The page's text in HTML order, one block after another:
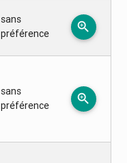
sans
préférence
zoom_in
sans
préférence
zoom_in